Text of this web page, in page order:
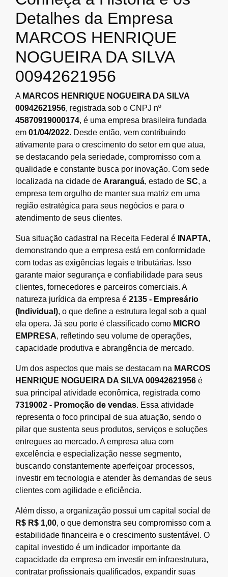
Detalhes da Empresa
MARCOS HENRIQUE
NOGUEIRA DA SILVA
00942621956
A MARCOS HENRIQUE NOGUEIRA DA SILVA
00942621956, registrada sob o CNPJ nº
45870919000174, é uma empresa brasileira fundada
em 01/04/2022. Desde então, vem contribuindo
ativamente para o crescimento do setor em que atua,
se destacando pela seriedade, compromisso com a
qualidade e constante busca por inovação. Com sede
localizada na cidade de Araranguá, estado de SC, a
empresa tem orgulho de manter sua matriz em uma
região estratégica para seus negócios e para o
atendimento de seus clientes.
Sua situação cadastral na Receita Federal é INAPTA,
demonstrando que a empresa está em conformidade
com todas as exigências legais e tributárias. Isso
garante maior segurança e confiabilidade para seus
clientes, fornecedores e parceiros comerciais. A
natureza jurídica da empresa é 2135 - Empresário
(Individual), o que define a estrutura legal sob a qual
ela opera. Já seu porte é classificado como MICRO
EMPRESA, refletindo seu volume de operações,
capacidade produtiva e abrangência de mercado.
Um dos aspectos que mais se destacam na MARCOS
HENRIQUE NOGUEIRA DA SILVA 00942621956 é
sua principal atividade econômica, registrada como
7319002 - Promoção de vendas. Essa atividade
representa o foco principal de sua atuação, sendo o
pilar que sustenta seus produtos, serviços e soluções
entregues ao mercado. A empresa atua com
excelência e especialização nesse segmento,
buscando constantemente aperfeiçoar processos,
investir em tecnologia e atender às demandas de seus
clientes com agilidade e eficiência.
Além disso, a organização possui um capital social de
R$ R$ 1,00, o que demonstra seu compromisso com a
estabilidade financeira e o crescimento sustentável. O
capital investido é um indicador importante da
capacidade da empresa em investir em infraestrutura,
contratar profissionais qualificados, expandir suas